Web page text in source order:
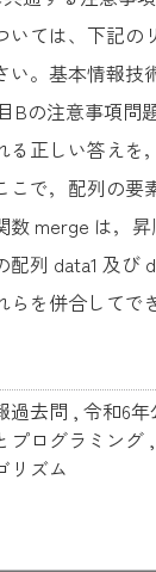
いては、下記の
い。基本情報技
Bの注意事項問
る正しい答えを
こで，配列の要
数 merge は，
配列 data1 及び
らを併合してで
過去問 ,令和6
プログラミング
リズム